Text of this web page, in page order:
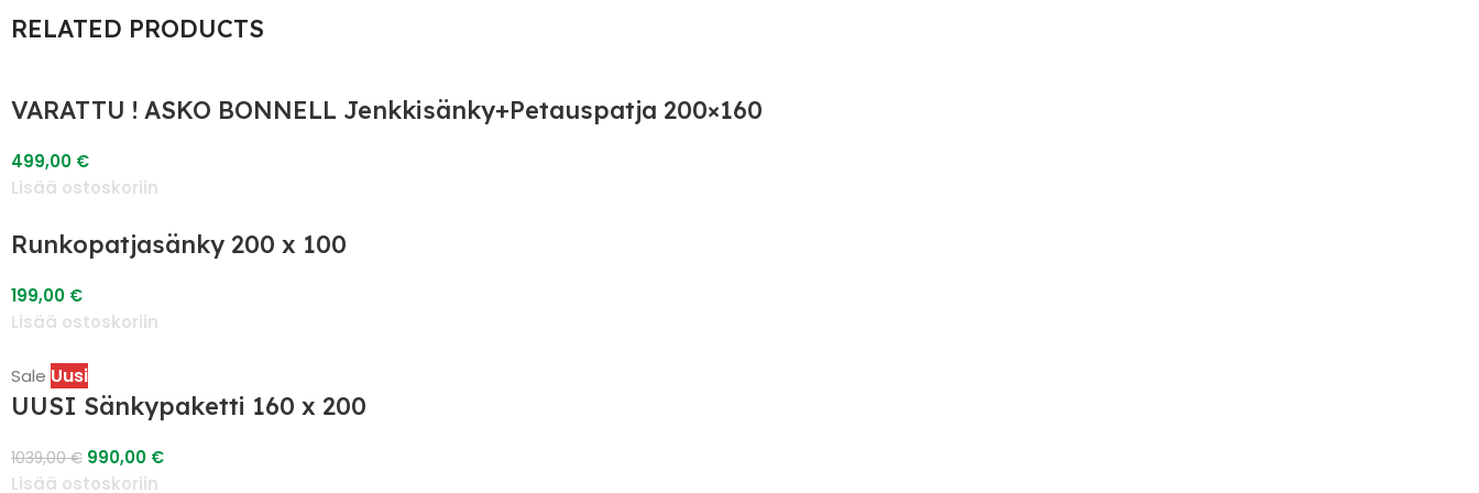
RELATED PRODUCTS
VARATTU ! ASKO BONNELL Jenkkisänky+Petauspatja 200×160
499,00 €
Lisää ostoskoriin
Runkopatjasänky 200 x 100
199,00 €
Lisää ostoskoriin
Sale Uusi
UUSI Sänkypaketti 160 x 200
1039,00€ 990,00 €
Lisää ostoskoriin